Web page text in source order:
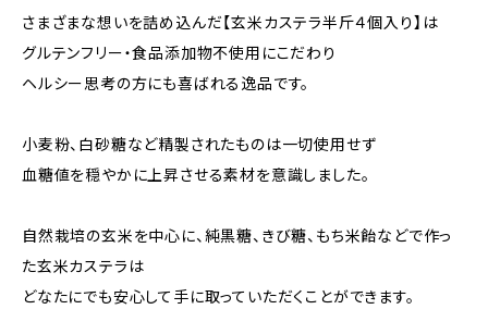
さまざまな想いを詰め込んだ【玄米カステラ半斤４個入り】は
グルテンフリー・食品添加物不使用にこだわり
ヘルシー思考の方にも喜ばれる逸品です。
小麦粉、白砂糖など精製されたものは一切使用せず
血糖値を穏やかに上昇させる素材を意識しました。
自然栽培の玄米を中心に、純黒糖、きび糖、もち米飴などで作っ
た玄米カステラは
どなたにでも安心して手に取っていただくことができます。